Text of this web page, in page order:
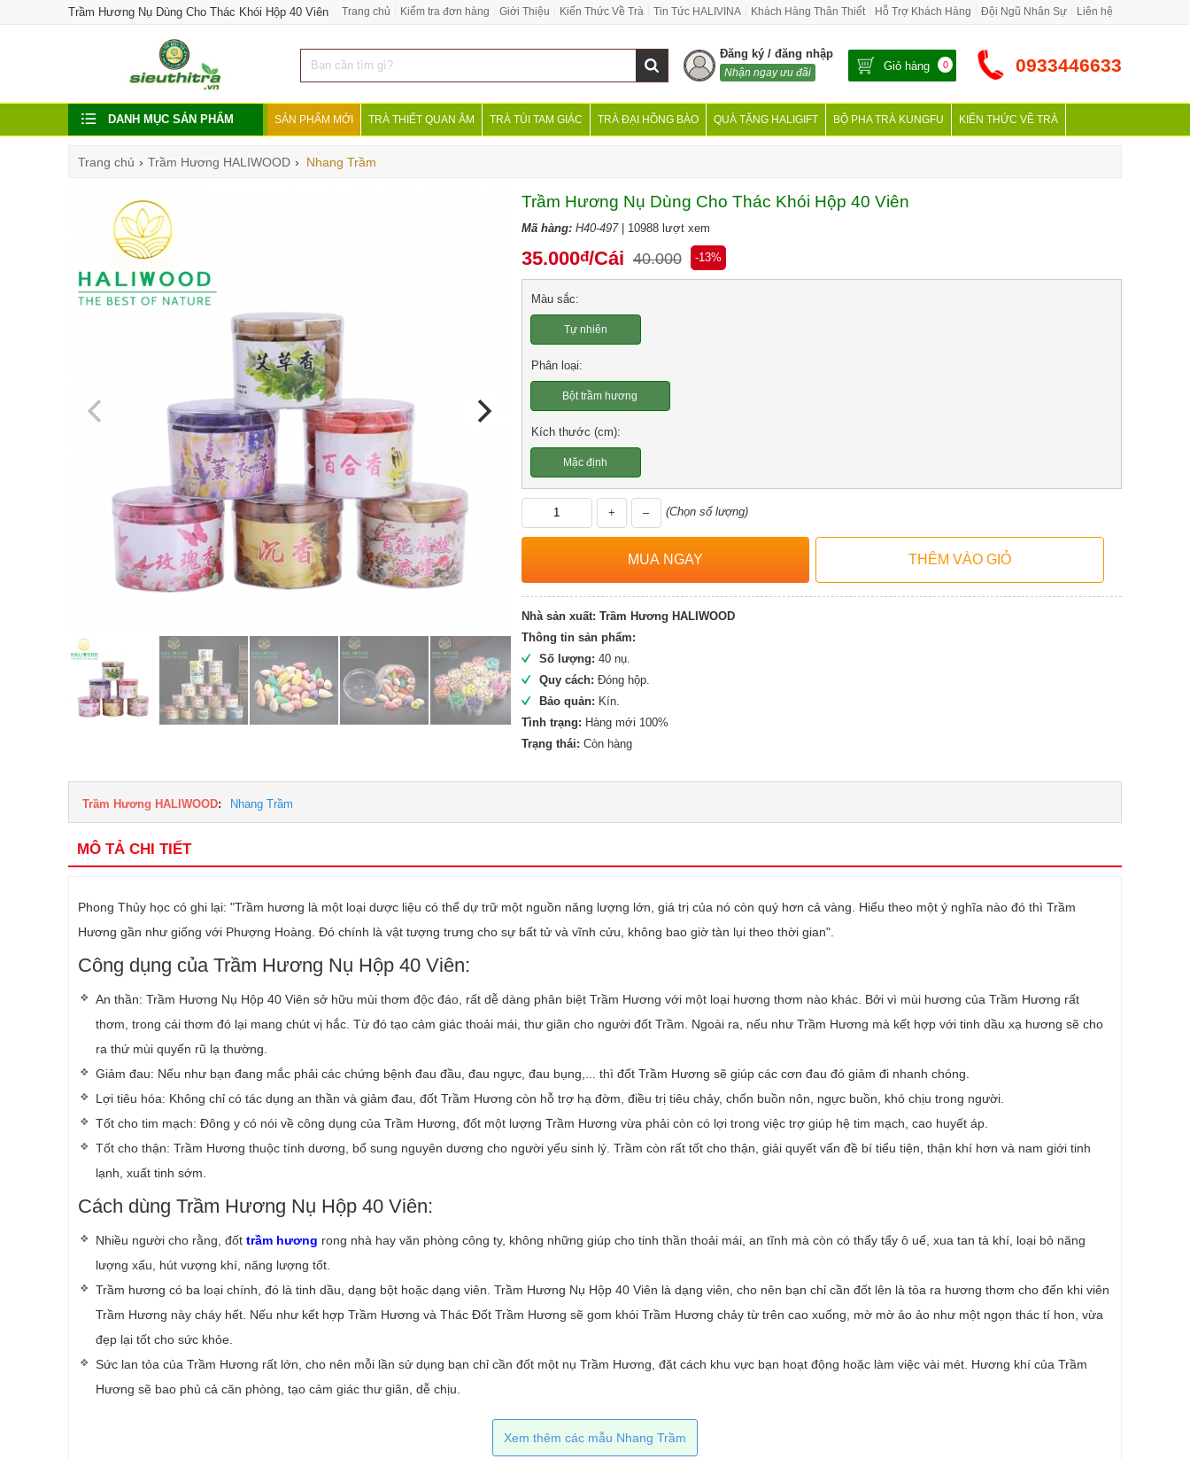
Trầm Hương Nụ Dùng Cho Thác Khói Hộp 40 Viên Trang chủ Kiểm tra đơn hàng Giới Thiệu Kiến Thức Về Trà Tin Tức HALIVINA Khách Hàng Thân Thiết Hỗ Trợ Khách Hàng Đội Ngũ Nhân Sự Liên hệ
Đăng ký / đăng nhập
Nhận ngay ưu đãi Giỏ hàng 0 0933446633
DANH MỤC SẢN PHẨM SẢN PHẨM MỚI TRÀ THIẾT QUAN ÂM TRÀ TÚI TAM GIÁC TRÀ ĐẠI HỒNG BÀO QUÀ TẶNG HALIGIFT BỘ PHA TRÀ KUNGFU KIẾN THỨC VỀ TRÀ
Trang chủ › Trầm Hương HALIWOOD › Nhang Trầm
Trầm Hương Nụ Dùng Cho Thác Khói Hộp 40 Viên
Mã hàng: H40-497| 10988 lượt xem
35.000đ/Cái 40.000 -13%
Màu sắc:
Tự nhiên
Phân loại:
Bột trầm hương
Kích thước (cm):
Mặc định
+ – (Chọn số lượng)
Nhà sản xuất: Trầm Hương HALIWOOD
Thông tin sản phẩm:
Số lượng: 40 nụ.
Quy cách: Đóng hộp.
Bảo quản: Kín.
Tình trạng: Hàng mới 100%
Trạng thái: Còn hàng
Trầm Hương HALIWOOD: Nhang Trầm
MÔ TẢ CHI TIẾT
Phong Thủy học có ghi lại: "Trầm hương là một loại dược liệu có thể dự trữ một nguồn năng lượng lớn, giá trị của nó còn quý hơn cả vàng. Hiểu theo một ý nghĩa nào đó thì Trầm
Hương gần như giống với Phượng Hoàng. Đó chính là vật tượng trưng cho sự bất tử và vĩnh cửu, không bao giờ tàn lụi theo thời gian".
Công dụng của Trầm Hương Nụ Hộp 40 Viên:
An thần: Trầm Hương Nụ Hộp 40 Viên sở hữu mùi thơm độc đáo, rất dễ dàng phân biệt Trầm Hương với một loại hương thơm nào khác. Bởi vì mùi hương của Trầm Hương rất
thơm, trong cái thơm đó lại mang chút vị hắc. Từ đó tạo cảm giác thoải mái, thư giãn cho người đốt Trầm. Ngoài ra, nếu như Trầm Hương mà kết hợp với tinh dầu xạ hương sẽ cho
ra thứ mùi quyến rũ lạ thường.
Giảm đau: Nếu như bạn đang mắc phải các chứng bệnh đau đầu, đau ngực, đau bụng,... thì đốt Trầm Hương sẽ giúp các cơn đau đó giảm đi nhanh chóng.
Lợi tiêu hóa: Không chỉ có tác dụng an thần và giảm đau, đốt Trầm Hương còn hỗ trợ hạ đờm, điều trị tiêu chảy, chốn buồn nôn, ngực buồn, khó chịu trong người.
Tốt cho tim mạch: Đông y có nói về công dụng của Trầm Hương, đốt một lượng Trầm Hương vừa phải còn có lợi trong việc trợ giúp hệ tim mạch, cao huyết áp.
Tốt cho thận: Trầm Hương thuộc tính dương, bổ sung nguyên dương cho người yếu sinh lý. Trầm còn rất tốt cho thận, giải quyết vấn đề bí tiểu tiện, thận khí hơn và nam giới tinh
lạnh, xuất tinh sớm.
Cách dùng Trầm Hương Nụ Hộp 40 Viên:
Nhiều người cho rằng, đốt trầm hương rong nhà hay văn phòng công ty, không những giúp cho tinh thần thoải mái, an tĩnh mà còn có thẩy tẩy ô uế, xua tan tà khí, loại bỏ năng
lượng xấu, hút vượng khí, năng lượng tốt.
Trầm hương có ba loại chính, đó là tinh dầu, dạng bột hoặc dạng viên. Trầm Hương Nụ Hộp 40 Viên là dạng viên, cho nên bạn chỉ cần đốt lên là tỏa ra hương thơm cho đến khi viên
Trầm Hương này cháy hết. Nếu như kết hợp Trầm Hương và Thác Đốt Trầm Hương sẽ gom khói Trầm Hương chảy từ trên cao xuống, mờ mờ ảo ảo như một ngọn thác tí hon, vừa
đẹp lại tốt cho sức khỏe.
Sức lan tỏa của Trầm Hương rất lớn, cho nên mỗi lần sử dụng bạn chỉ cần đốt một nụ Trầm Hương, đặt cách khu vực bạn hoạt động hoặc làm việc vài mét. Hương khí của Trầm
Hương sẽ bao phủ cả căn phòng, tạo cảm giác thư giãn, dễ chịu.
Xem thêm các mẫu Nhang Trầm